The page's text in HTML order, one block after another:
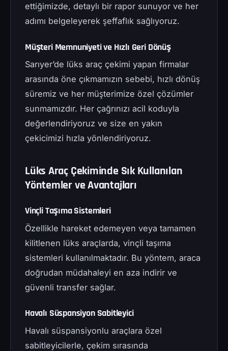
ettiğimizde, detaylı bir rapor sunuyor ve her
adımı belgeleyerek şeffaflık sağlıyoruz.
Müşteri Memnuniyeti ve Hızlı Geri Dönüş
Sarıyer’de lüks araç çekimi yapan firmalar
arasında öne çıkmamızın sebebi, hızlı dönüş
süremiz ve her müşterimize özel çözümler
sunmamızdır. Her çağrınızı acil koduyla
değerlendiriyoruz ve size en yakın
çekicimizi hızla yönlendiriyoruz.
Lüks Araç Çekiminde Sık Kullanılan
Yöntemler ve Avantajları
Vinçli Taşıma Sistemleri
Özellikle hareket edemeyen veya tamamen
kilitlenen lüks araçlarda, vinçli taşıma
sistemleri kullanılmaktadır. Bu yöntem, araca
doğrudan müdahaleyi en aza indirir ve
güvenli transfer sağlar.
Havalı Süspansiyon Sabitleyici
Havalı süspansiyonlu araçlara özel
sabitleyicilerle, çekim sırasında